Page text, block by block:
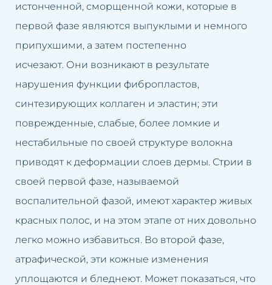
Маленькие губы
Избыток волос
Избыток жировой ткани
Неудачный перманентный
макияж
Неудачная татуировка
Обвисшая грудь
Нависшие веки
Обвисшие щеки
Пятна на коже
Ликвидация второго
подбородка
Лечение люмбаго
Чистка лица
Омоложение груди
Подтяжка век
Увеличение губ
Подтяжка кожи лица
Удаление рубцов
Устранение целлюлита
истонченной, сморщенной кожи, которые в
первой фазе являются выпуклыми и немного
припухшими, а затем постепенно
исчезают. Они возникают в результате
нарушения функции фибропластов,
синтезирующих коллаген и эластин; эти
поврежденные, слабые, более ломкие и
нестабильные по своей структуре волокна
приводят к деформации слоев дермы. Стрии в
своей первой фазе, называемой
воспалительной фазой, имеют характер живых
красных полос, и на этом этапе от них довольно
легко можно избавиться. Во второй фазе,
атрафической, эти кожные изменения
уплощаются и бледнеют. Может показаться, что